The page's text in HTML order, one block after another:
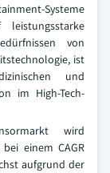
Systeme
von
ist
und
im High-Tech-
wird
einem CAGR
aufgrund der